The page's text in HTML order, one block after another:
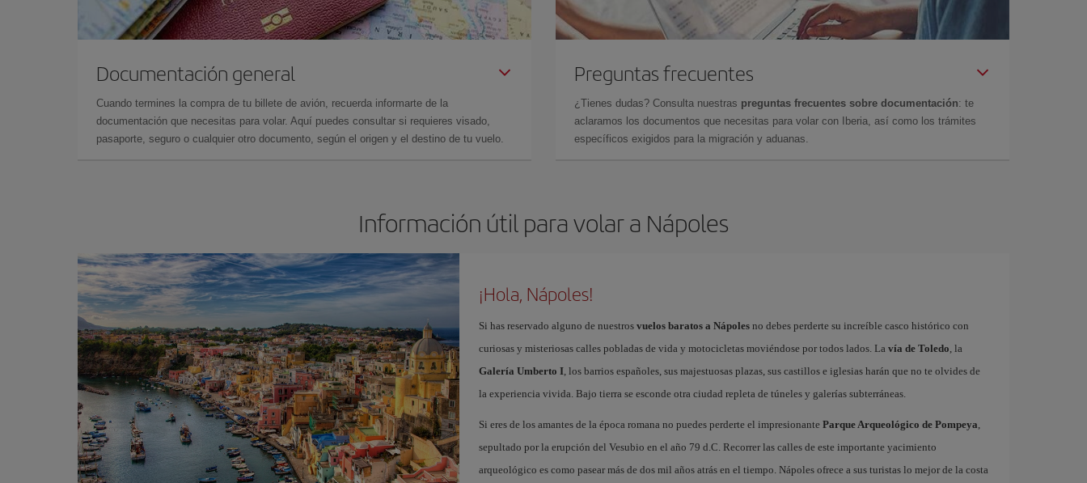
Documentación general
Cuando termines la compra de tu billete de avión, recuerda informarte de la
documentación que necesitas para volar. Aquí puedes consultar si requieres visado,
pasaporte, seguro o cualquier otro documento, según el origen y el destino de tu vuelo.
Preguntas frecuentes
¿Tienes dudas? Consulta nuestras preguntas frecuentes sobre documentación: te
aclaramos los documentos que necesitas para volar con Iberia, así como los trámites
específicos exigidos para la migración y aduanas.
Información útil para volar a Nápoles
¡Hola, Nápoles!
Si has reservado alguno de nuestros vuelos baratos a Nápolesno debes perderte su increíble casco histórico con
curiosas y misteriosas calles pobladas de vida y motocicletas moviéndose por todos lados. La vía de Toledo, la
Galería Umberto I, los barrios españoles, sus majestuosas plazas, sus castillos e iglesias harán que no te olvides de
la experiencia vivida. Bajo tierra se esconde otra ciudad repleta de túneles y galerías subterráneas.
Si eres de los amantes de la época romana no puedes perderte el impresionante Parque Arqueológico de Pompeya,
sepultado por la erupción del Vesubio en el año 79 d.C. Recorrer las calles de este importante yacimiento
arqueológico es como pasear más de dos mil años atrás en el tiempo. Nápoles ofrece a sus turistas lo mejor de la costa